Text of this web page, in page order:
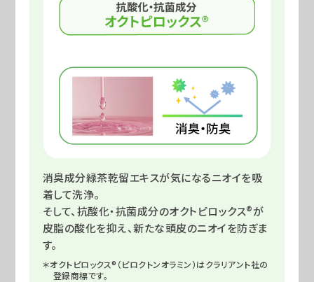
消臭成分緑茶乾留エキスが気になるニオイを吸
着して洗浄。
そして、抗酸化・抗菌成分のオクトピロックス®が
皮脂の酸化を抑え、新たな頭皮のニオイを防ぎま
す。
＊オクトピロックス®（ピロクトンオラミン）はクラリアント社の
登録商標です。